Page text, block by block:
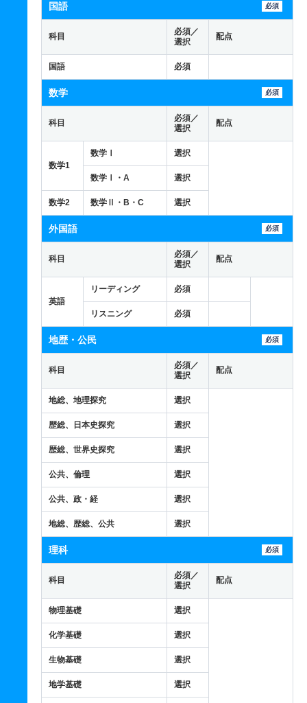
国語 必須
科目
必須／
選択
配点
国語 必須
数学 必須
科目
必須／
選択
配点
数学1
数学Ⅰ 選択
数学Ⅰ・A 選択
数学2 数学Ⅱ・B・C 選択
外国語 必須
科目
必須／
選択
配点
英語
リーディング 必須
リスニング 必須
地歴・公民 必須
科目
必須／
選択
配点
地総、地理探究 選択
歴総、日本史探究 選択
歴総、世界史探究 選択
公共、倫理 選択
公共、政・経 選択
地総、歴総、公共 選択
理科 必須
科目
必須／
選択
配点
物理基礎 選択
化学基礎 選択
生物基礎 選択
地学基礎 選択